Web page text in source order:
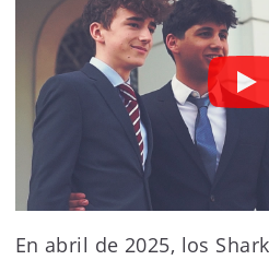
En abril de 2025, los